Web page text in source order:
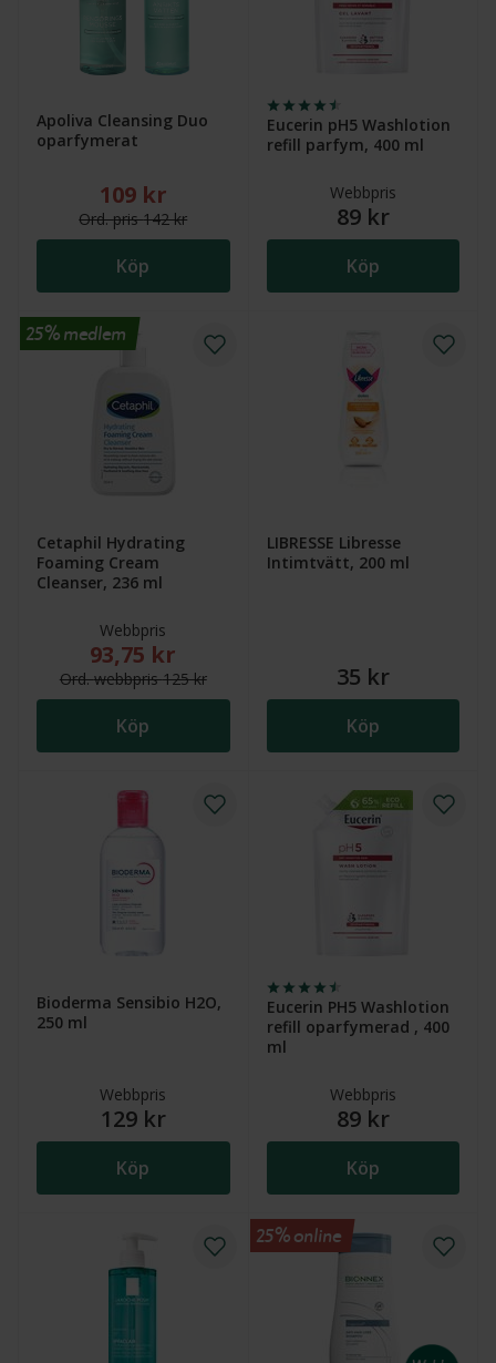
Apoliva Cleansing Duo
oparfymerat
Nytt reducerat pris: 109 kr. Ordinarie pris
109 kr
Ord.pris142 kr
Köp
Eucerin pH5 Washlotion
refill parfym, 400 ml
Webbpris
89 kr
Köp
Cetaphil Hydrating
Foaming Cream
Cleanser, 236 ml
Webbpris
Nytt reducerat pris: 93,75 kr. Ordinarie webbpris
93,75 kr
Ord.webbpris125 kr
Köp
25% medlem
LIBRESSE Libresse
Intimtvätt, 200 ml
35 kr
Köp
Bioderma Sensibio H2O,
250 ml
Webbpris
129 kr
Köp
Eucerin PH5 Washlotion
refill oparfymerad , 400
ml
Webbpris
89 kr
Köp
25% online